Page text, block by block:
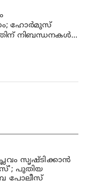
ഹോര്‍മുസ്
നിബന്ധനകള്‍
സൃഷ്ടിക്കാന്‍
പുതിയ
പോലീസ്